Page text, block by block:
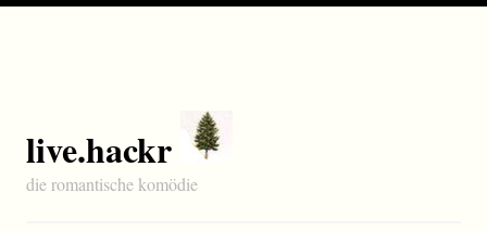
live.hackr
die romantische komödie